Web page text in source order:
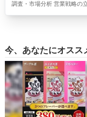
調査・市場分析 営業戦略の
今、あなたにオスス